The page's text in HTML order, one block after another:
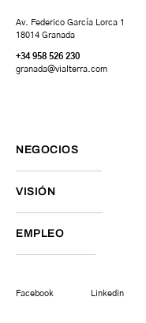
Av. Federico García Lorca 1
18014 Granada
+34 958 526 230
granada@vialterra.com
NEGOCIOS
VISIÓN
EMPLEO
Facebook Linkedin